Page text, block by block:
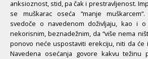
anksioznost, stid, pa čak i prestravljenost.
se muškarac oseća “manje
svedoče o navedenom doživljaju, kao i
nekorisnim, beznadežnim, da “više nema
ponovo neće uspostaviti erekciju, niti da će
Navedena osećanja govore kakvu težinu